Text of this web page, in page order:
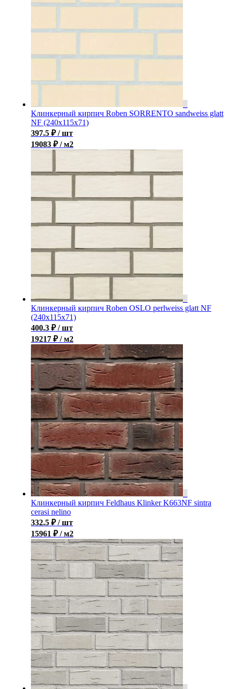
Клинкерный кирпич Roben SORRENTO sandweiss glatt
NF (240x115x71)
397.5 ₽ / шт
19083 ₽ / м2
Клинкерный кирпич Roben OSLO perlweiss glatt NF
(240x115x71)
400.3 ₽ / шт
19217 ₽ / м2
Клинкерный кирпич Feldhaus Klinker K663NF sintra
cerasi nelino
332.5 ₽ / шт
15961 ₽ / м2